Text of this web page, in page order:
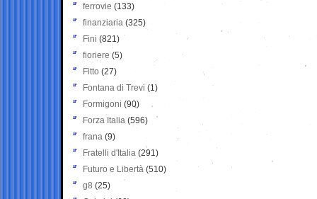
ferrovie (133)
finanziaria (325)
Fini (821)
fioriere (5)
Fitto (27)
Fontana di Trevi (1)
Formigoni (90)
Forza Italia (596)
frana (9)
Fratelli d'Italia (291)
Futuro e Libertà (510)
g8 (25)